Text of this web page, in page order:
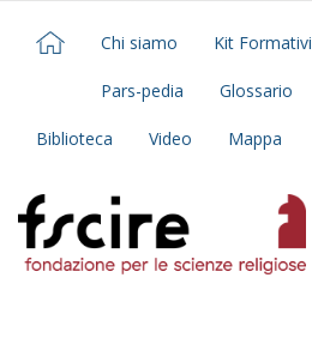
Chi siamo Kit Formativi
Pars-pedia Glossario
Biblioteca Video Mappa